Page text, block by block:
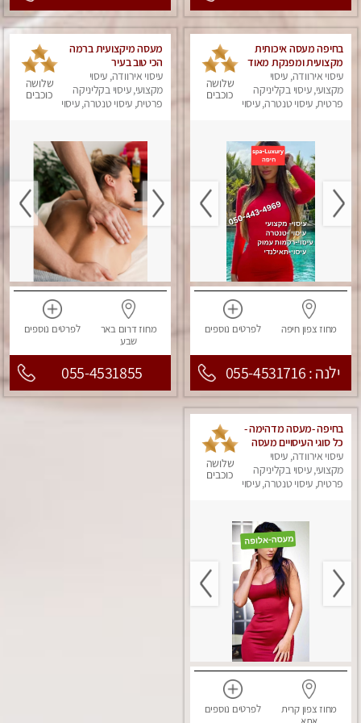
בחיפה מעסה איכותית
מקצועית ומפנקת מאוד
עיסוי אירוודה, עיסוי
מקצועי, עיסוי בקליניקה
פרטית, עיסוי טנטרה, עיסוי
שלושה
כוכבים
מחוז צפוןחיפה לפרטים נוספים
ילנה : 055-4531716
מעסה מיקצועית ברמה
הכי טוב בעיר
עיסוי אירוודה, עיסוי
מקצועי, עיסוי בקליניקה
פרטית, עיסוי טנטרה, עיסוי
שלושה
כוכבים
מחוז דרוםבאר
שבע
לפרטים נוספים
055-4531855
בחיפה -מעסה מדהימה -
כל סוגי העיסויים מעסה
מקצועית ואיכותית
פרטי!!! מוזמן לחוויה
בלתי נשכחת!!
עיסוי אירוודה, עיסוי
מקצועי, עיסוי בקליניקה
פרטית, עיסוי טנטרה, עיסוי
שלושה
כוכבים
מחוז צפוןקרית
לפרטים נוספים